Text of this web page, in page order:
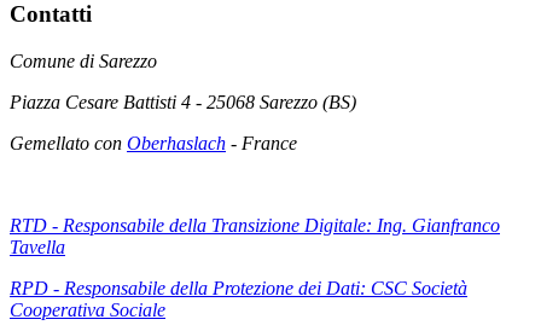
Contatti
Comune di Sarezzo
Piazza Cesare Battisti 4 - 25068 Sarezzo (BS)
Gemellato con Oberhaslach - France
RTD - Responsabile della Transizione Digitale: Ing. Gianfranco
Tavella
RPD - Responsabile della Protezione dei Dati: CSC Società
Cooperativa Sociale